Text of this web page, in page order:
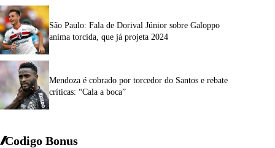
São Paulo: Fala de Dorival Júnior sobre Galoppo
anima torcida, que já projeta 2024
Mendoza é cobrado por torcedor do Santos e rebate
críticas: “Cala a boca”
Codigo Bonus